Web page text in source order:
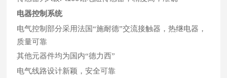
电器控制系统
电气控制部分采用法国“施耐德”交流接触器，热继电器，
质量可靠
其他元器件均为国内“德力西”
电气线路设计新颖，安全可靠